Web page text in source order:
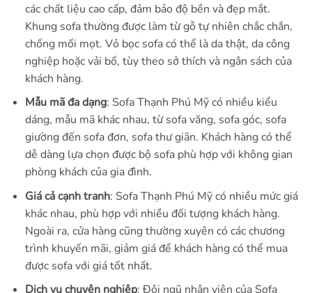
các chất liệu cao cấp, đảm bảo độ bền và đẹp mắt.
Khung sofa thường được làm từ gỗ tự nhiên chắc chắn,
chống mối mọt. Vỏ bọc sofa có thể là da thật, da công
nghiệp hoặc vải bố, tùy theo sở thích và ngân sách của
khách hàng.
Mẫu mã đa dạng: Sofa Thạnh Phú Mỹ có nhiều kiểu
dáng, mẫu mã khác nhau, từ sofa văng, sofa góc, sofa
giường đến sofa đơn, sofa thư giãn. Khách hàng có thể
dễ dàng lựa chọn được bộ sofa phù hợp với không gian
phòng khách của gia đình.
Giá cả cạnh tranh: Sofa Thạnh Phú Mỹ có nhiều mức giá
khác nhau, phù hợp với nhiều đối tượng khách hàng.
Ngoài ra, cửa hàng cũng thường xuyên có các chương
trình khuyến mãi, giảm giá để khách hàng có thể mua
được sofa với giá tốt nhất.
Dịch vụ chuyên nghiệp: Đội ngũ nhân viên của Sofa